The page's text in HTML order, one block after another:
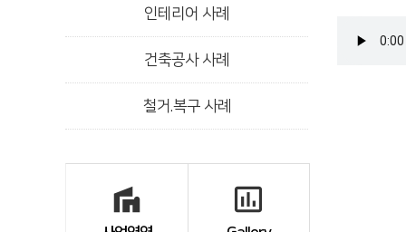
인테리어 사례
건축공사 사례
철거.복구 사례
villa insert_chart_outlined